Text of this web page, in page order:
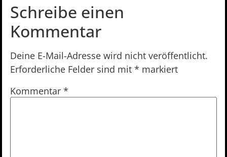
Schreibe einen
Kommentar
Deine E-Mail-Adresse wird nicht veröffentlicht.
Erforderliche Felder sind mit * markiert
Kommentar *